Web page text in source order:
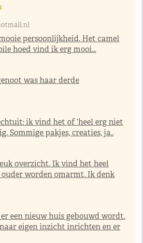
persoonlijkheid. Het camel
hoed vind ik erg mooi...
was haar derde
ik vind het of ‘heel erg niet
Sommige pakjes, creaties, ja..
overzicht. Ik vind het heel
worden omarmt. Ik denk
een nieuw huis gebouwd wordt.
eigen inzicht inrichten en er